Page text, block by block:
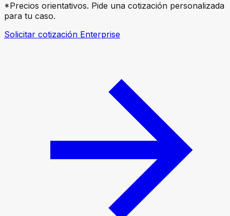
*Precios orientativos. Pide una cotización personalizada
para tu caso.
Solicitar cotización Enterprise